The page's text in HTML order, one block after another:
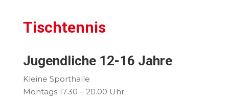
Tischtennis
Jugendliche 12-16 Jahre
Kleine Sporthalle
Montags 17.30 – 20.00 Uhr